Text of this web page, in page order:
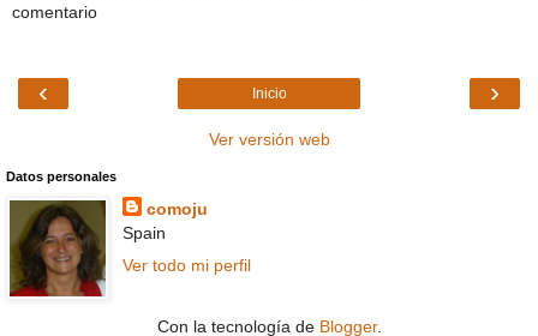
comentario
‹ ›
Inicio
Ver versión web
Datos personales
comoju
Spain
Ver todo mi perfil
Con la tecnología de Blogger.